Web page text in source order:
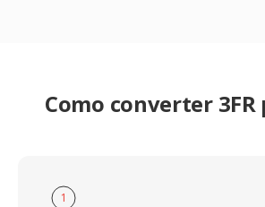
Como converter 3FR
1